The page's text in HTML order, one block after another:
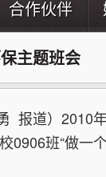
合作伙伴
主题班会
道）2010年
0906班“做一